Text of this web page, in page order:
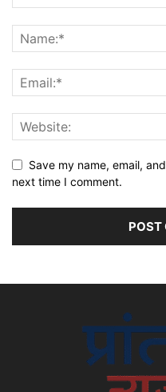
Save my name, email,
next time I comment.